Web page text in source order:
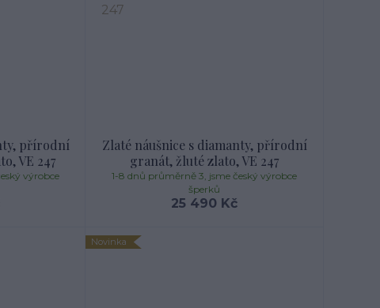
přírodní
VE 247
výrobce
Zlaté náušnice s diamanty, přírodní
granát, žluté zlato, VE 247
25 490 Kč
1-8 dnů průměrně 3, jsme český výrobce
šperků
Novinka